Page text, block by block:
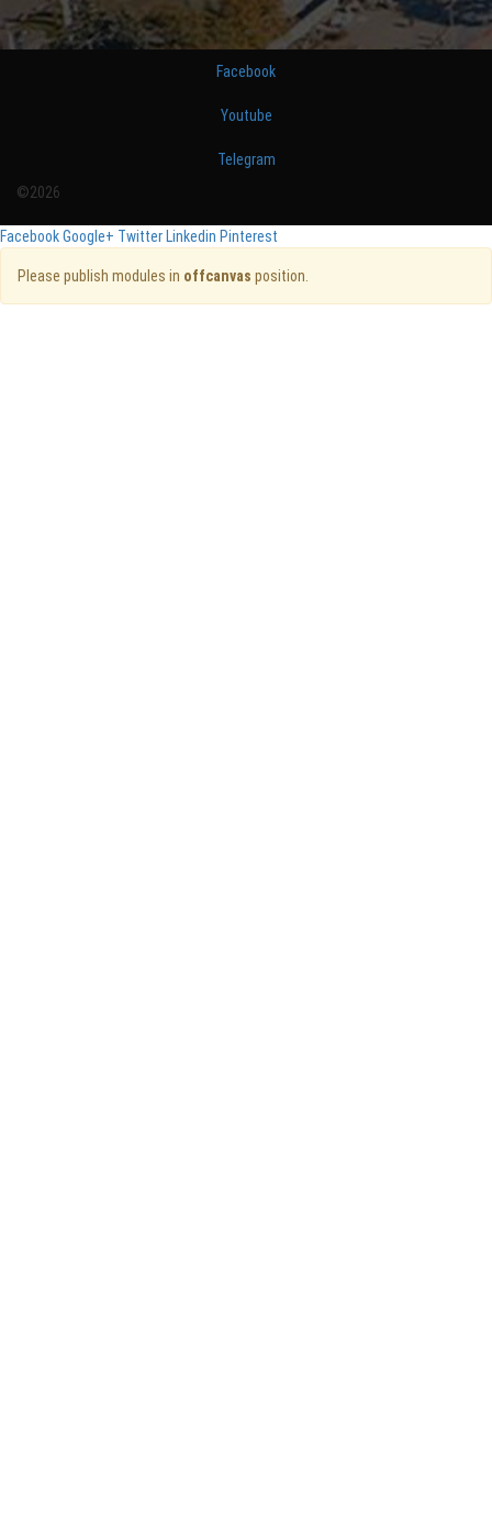
Facebook
Youtube
Telegram
©2026
FacebookGoogle+ Twitter Linkedin Pinterest
Please publish modules in offcanvas position.